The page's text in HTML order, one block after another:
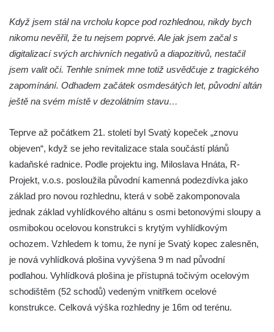
Teplou
Vyhlídka Radovič u Velké Bučiny u Velvar
Pozorovatelna pod vrchem Radovič u Velké
Bučiny u Velvar
Kaňkovská vyhlídka
Rozhledna Bieleboh u Beiersdorfu
Věž krále Friedricha Augusta u Löbau
Rozhledna Funpark na Šibeníku v Mostě
Rozhledna Na Horách u Hrobců – Rohatců
Rozhledna Radejčín
Kratochvílova rozhledna v Roudnici nad
Labem
Když jsem stál na vrcholu kopce pod rozhlednou, nikdy bych
nikomu nevěřil, že tu nejsem poprvé. Ale jak jsem začal s
digitalizací svých archivních negativů a diapozitivů, nestačil
jsem valit oči. Tenhle snímek mne totiž usvědčuje z tragického
zapomínání. Odhadem začátek osmdesátých let, původní altán
ještě na svém místě v dezolátním stavu…
Teprve až počátkem 21. století byl Svatý kopeček „znovu
objeven“, když se jeho revitalizace stala součástí plánů
kadaňské radnice. Podle projektu ing. Miloslava Hnáta, R-
Projekt, v.o.s. posloužila původní kamenná podezdívka jako
základ pro novou rozhlednu, která v sobě zakomponovala
jednak základ vyhlídkového altánu s osmi betonovými sloupy a
osmibokou ocelovou konstrukci s krytým vyhlídkovým
ochozem. Vzhledem k tomu, že nyní je Svatý kopec zalesněn,
je nová vyhlídková plošina vyvýšena 9 m nad původní
podlahou. Vyhlídková plošina je přístupná točivým ocelovým
schodištěm (52 schodů) vedeným vnitřkem ocelové
konstrukce. Celková výška rozhledny je 16m od terénu.